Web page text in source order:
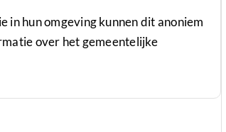
in hun omgeving kunnen dit anoniem
over het gemeentelijke